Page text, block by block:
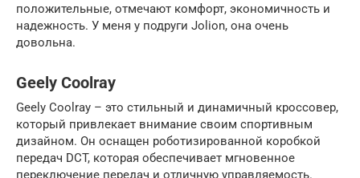
положительные, отмечают комфорт, экономичность и
надежность. У меня у подруги Jolion, она очень
довольна.
Geely Coolray
Geely Coolray – это стильный и динамичный кроссовер,
который привлекает внимание своим спортивным
дизайном. Он оснащен роботизированной коробкой
передач DCT, которая обеспечивает мгновенное
переключение передач и отличную управляемость.